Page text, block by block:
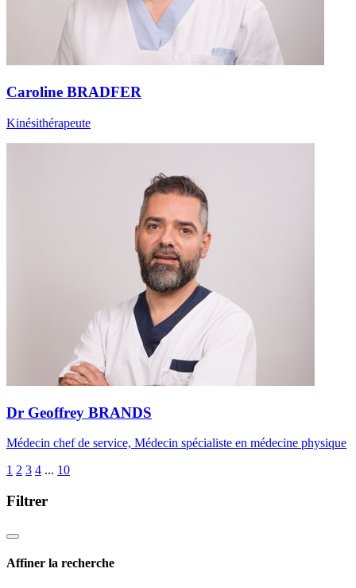
Caroline BRADFER
Kinésithérapeute
Dr Geoffrey BRANDS
Médecin chef de service, Médecin spécialiste en médecine physique
1 2 3 4 ... 10
Filtrer
Affiner la recherche